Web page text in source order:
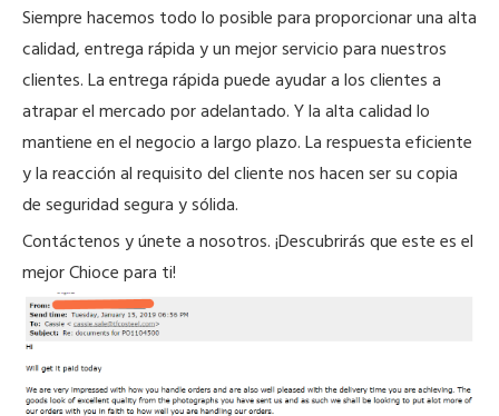
Siempre hacemos todo lo posible para proporcionar una alta
calidad, entrega rápida y un mejor servicio para nuestros
clientes. La entrega rápida puede ayudar a los clientes a
atrapar el mercado por adelantado. Y la alta calidad lo
mantiene en el negocio a largo plazo. La respuesta eficiente
y la reacción al requisito del cliente nos hacen ser su copia
de seguridad segura y sólida.
Contáctenos y únete a nosotros. ¡Descubrirás que este es el
mejor Chioce para ti!